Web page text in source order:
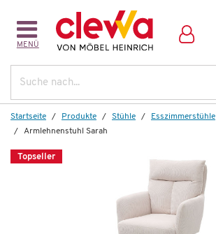
MENÜ
Startseite Produkte Stühle
Esszimmerstühle
Armlehnenstuhl Sarah
Topseller
Dazu passende Artikel:
Auf Lager